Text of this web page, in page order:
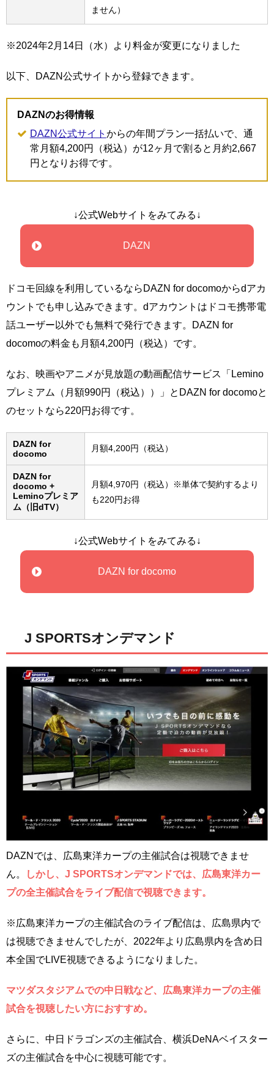
ません）
※2024年2月14日（水）より料金が変更になりました
以下、DAZN公式サイトから登録できます。
DAZNのお得情報
DAZN公式サイト からの年間プラン一括払いで、通
常月額4,200円（税込）が12ヶ月で割ると月約2,667
円となりお得です。
↓公式Webサイトをみてみる↓
DAZN
ドコモ回線を利用しているならDAZN for docomoからdアカ
ウントでも申し込みできます。dアカウントはドコモ携帯電
話ユーザー以外でも無料で発行できます。DAZN for
docomoの料金も月額4,200円（税込）です。
なお、映画やアニメが見放題の動画配信サービス「Lemino
プレミアム（月額990円（税込））」とDAZN for docomoと
のセットなら220円お得です。
DAZN for
docomo
月額4,200円（税込）
DAZN for
docomo +
Leminoプレミア
ム（旧dTV）
月額4,970円（税込）※単体で契約するより
も220円お得
↓公式Webサイトをみてみる↓
DAZN for docomo
J SPORTSオンデマンド
DAZNでは、広島東洋カープの主催試合は視聴できませ
ん。
しかし、J SPORTSオンデマンドでは、広島東洋カー
プの全主催試合をライブ配信で視聴できます。
※広島東洋カープの主催試合のライブ配信は、広島県内で
は視聴できませんでしたが、2022年より広島県内を含め日
本全国でLIVE視聴できるようになりました。
マツダスタジアムでの中日戦など、広島東洋カープの主催
試合を視聴したい方におすすめ。
さらに、中日ドラゴンズの主催試合、横浜DeNAベイスター
ズの主催試合を中心に視聴可能です。